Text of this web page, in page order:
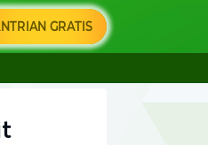
GRATIS